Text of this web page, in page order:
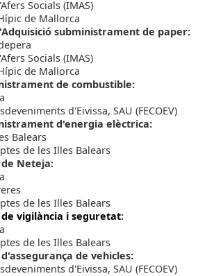
Socials (IMAS)
de Mallorca
subministrament de paper:
Socials (IMAS)
de Mallorca
de combustible:
d'Eivissa, SAU (FECOEV)
d'energia elèctrica:
Balears
de les Illes Balears
Neteja:
de les Illes Balears
vigilància i seguretat:
de les Illes Balears
de vehicles:
d'Eivissa, SAU (FECOEV)